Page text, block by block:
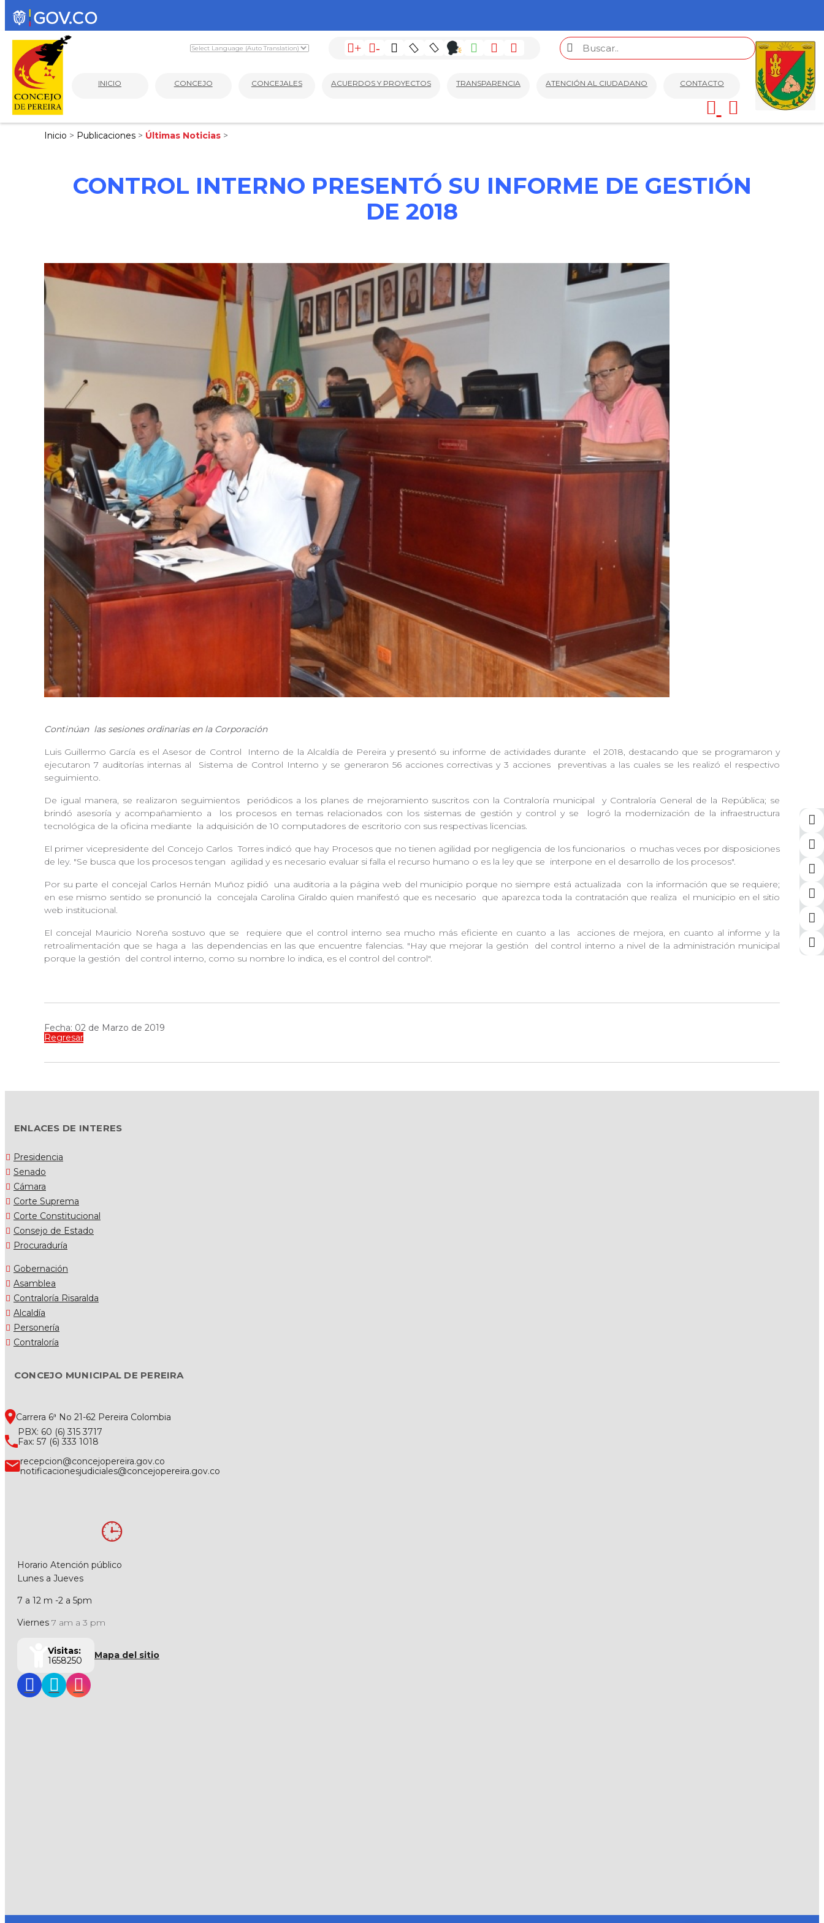
+ -
INICIO CONCEJO CONCEJALES ACUERDOS Y PROYECTOS TRANSPARENCIA ATENCIÓN AL CIUDADANO CONTACTO
Inicio > Publicaciones > Últimas Noticias >
CONTROL INTERNO PRESENTÓ SU INFORME DE GESTIÓN
DE 2018
Continúan las sesiones ordinarias en la Corporación
Luis Guillermo García es el Asesor de Control Interno de la Alcaldía de Pereira y presentó su informe de actividades durante
el 2018, destacando que se programaron y
ejecutaron 7 auditorías internas al
Sistema de Control Interno y se generaron 56 acciones correctivas y 3 acciones
preventivas a las cuales se les realizó el respectivo
seguimiento.
De igual manera, se realizaron seguimientos periódicos a los planes de mejoramiento suscritos con la Contraloría municipal
y Contraloría General de la República; se
brindó asesoría y acompañamiento a
los procesos en temas relacionados con los sistemas de gestión y control y se
logró la modernización de la infraestructura
tecnológica de la oficina mediante la adquisición de 10 computadores de escritorio con sus respectivas licencias.
El primer vicepresidente del Concejo Carlos Torres indicó que hay Procesos que no tienen agilidad por negligencia de los funcionarios o muchas veces por disposiciones
de ley. "Se busca que los procesos tengan agilidad y es necesario evaluar si falla el recurso humano o es la ley que se interpone en el desarrollo de los procesos".
Por su parte el concejal Carlos Hernán Muñoz pidió una auditoria a la página web del municipio porque no siempre está actualizada
con la información que se requiere;
en ese mismo sentido se pronunció la
concejala Carolina Giraldo quien manifestó que es necesario que aparezca toda la contratación que realiza
el municipio en el sitio
web institucional.
El concejal Mauricio Noreña sostuvo que se requiere que el control interno sea mucho más eficiente en cuanto a las
acciones de mejora, en cuanto al informe y la
retroalimentación que se haga a
las dependencias en las que encuentre falencias. "Hay que mejorar la gestión
del control interno a nivel de la administración municipal
porque la gestión del control interno, como su nombre lo indica, es el control del control".
Fecha: 02 de Marzo de 2019
Regresar
ENLACES DE INTERES
Presidencia
Senado
Cámara
Corte Suprema
Corte Constitucional
Consejo de Estado
Procuraduría
Gobernación
Asamblea
Contraloría Risaralda
Alcaldía
Personería
Contraloría
CONCEJO MUNICIPAL DE PEREIRA
Carrera 6ª No 21-62 Pereira Colombia
PBX: 60 (6) 315 3717
Fax: 57 (6) 333 1018
recepcion@concejopereira.gov.co
notificacionesjudiciales@concejopereira.gov.co
Horario Atención público
Lunes a Jueves
7 a 12 m -2 a 5pm
Viernes 7 am a 3 pm
Visitas:
1658250
Mapa del sitio